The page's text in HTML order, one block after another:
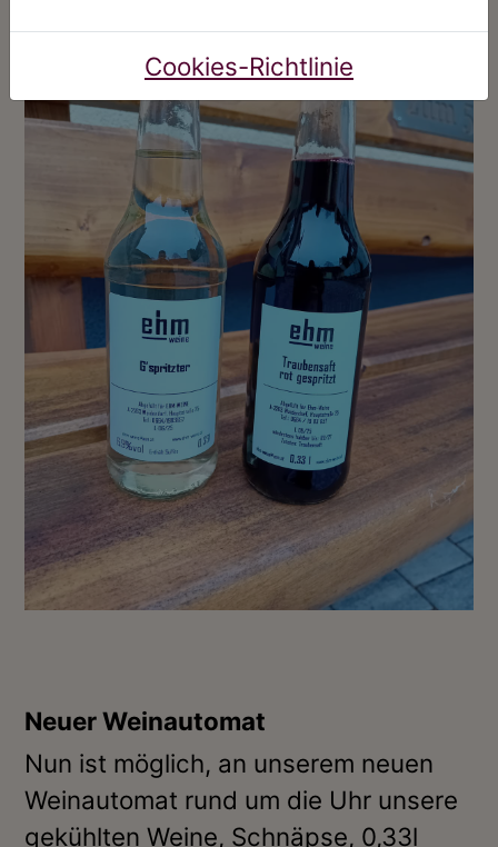
Neuer Weinautomat
Nun ist möglich, an unserem neuen
Weinautomat rund um die Uhr unsere
gekühlten Weine, Schnäpse, 0,33l
Cookies-Richtlinie